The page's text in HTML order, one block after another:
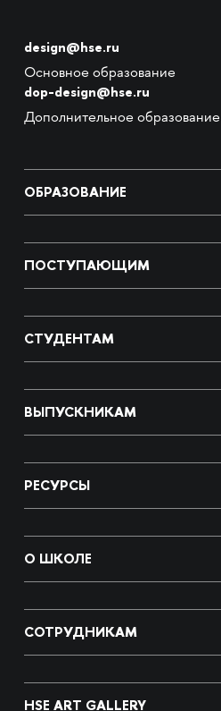
design@hse.ru
Основное образование
dop-design@hse.ru
Дополнительное образование
ОБРАЗОВАНИЕ
ПОСТУПАЮЩИМ
СТУДЕНТАМ
ВЫПУСКНИКАМ
РЕСУРСЫ
О ШКОЛЕ
СОТРУДНИКАМ
HSE ART GALLERY